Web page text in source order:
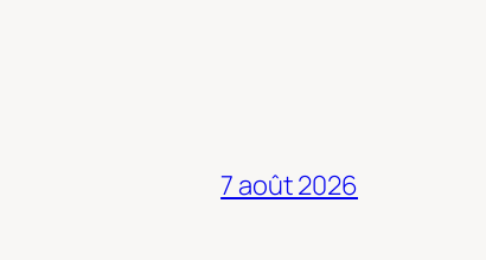
7 août 2026